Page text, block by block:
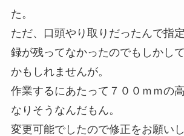
た。
ただ、口頭やり取りだったんで指
録が残ってなかったのでもしかし
かもしれませんが。
作業するにあたって７００ｍｍの
なりそうなんだもん。
変更可能でしたので修正をお願いし